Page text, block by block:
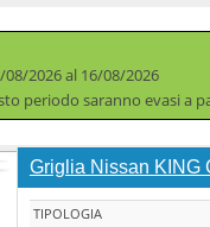
2026 al 16/08/2026
periodo saranno evasi a
Griglia Nissan KING
TIPOLOGIA